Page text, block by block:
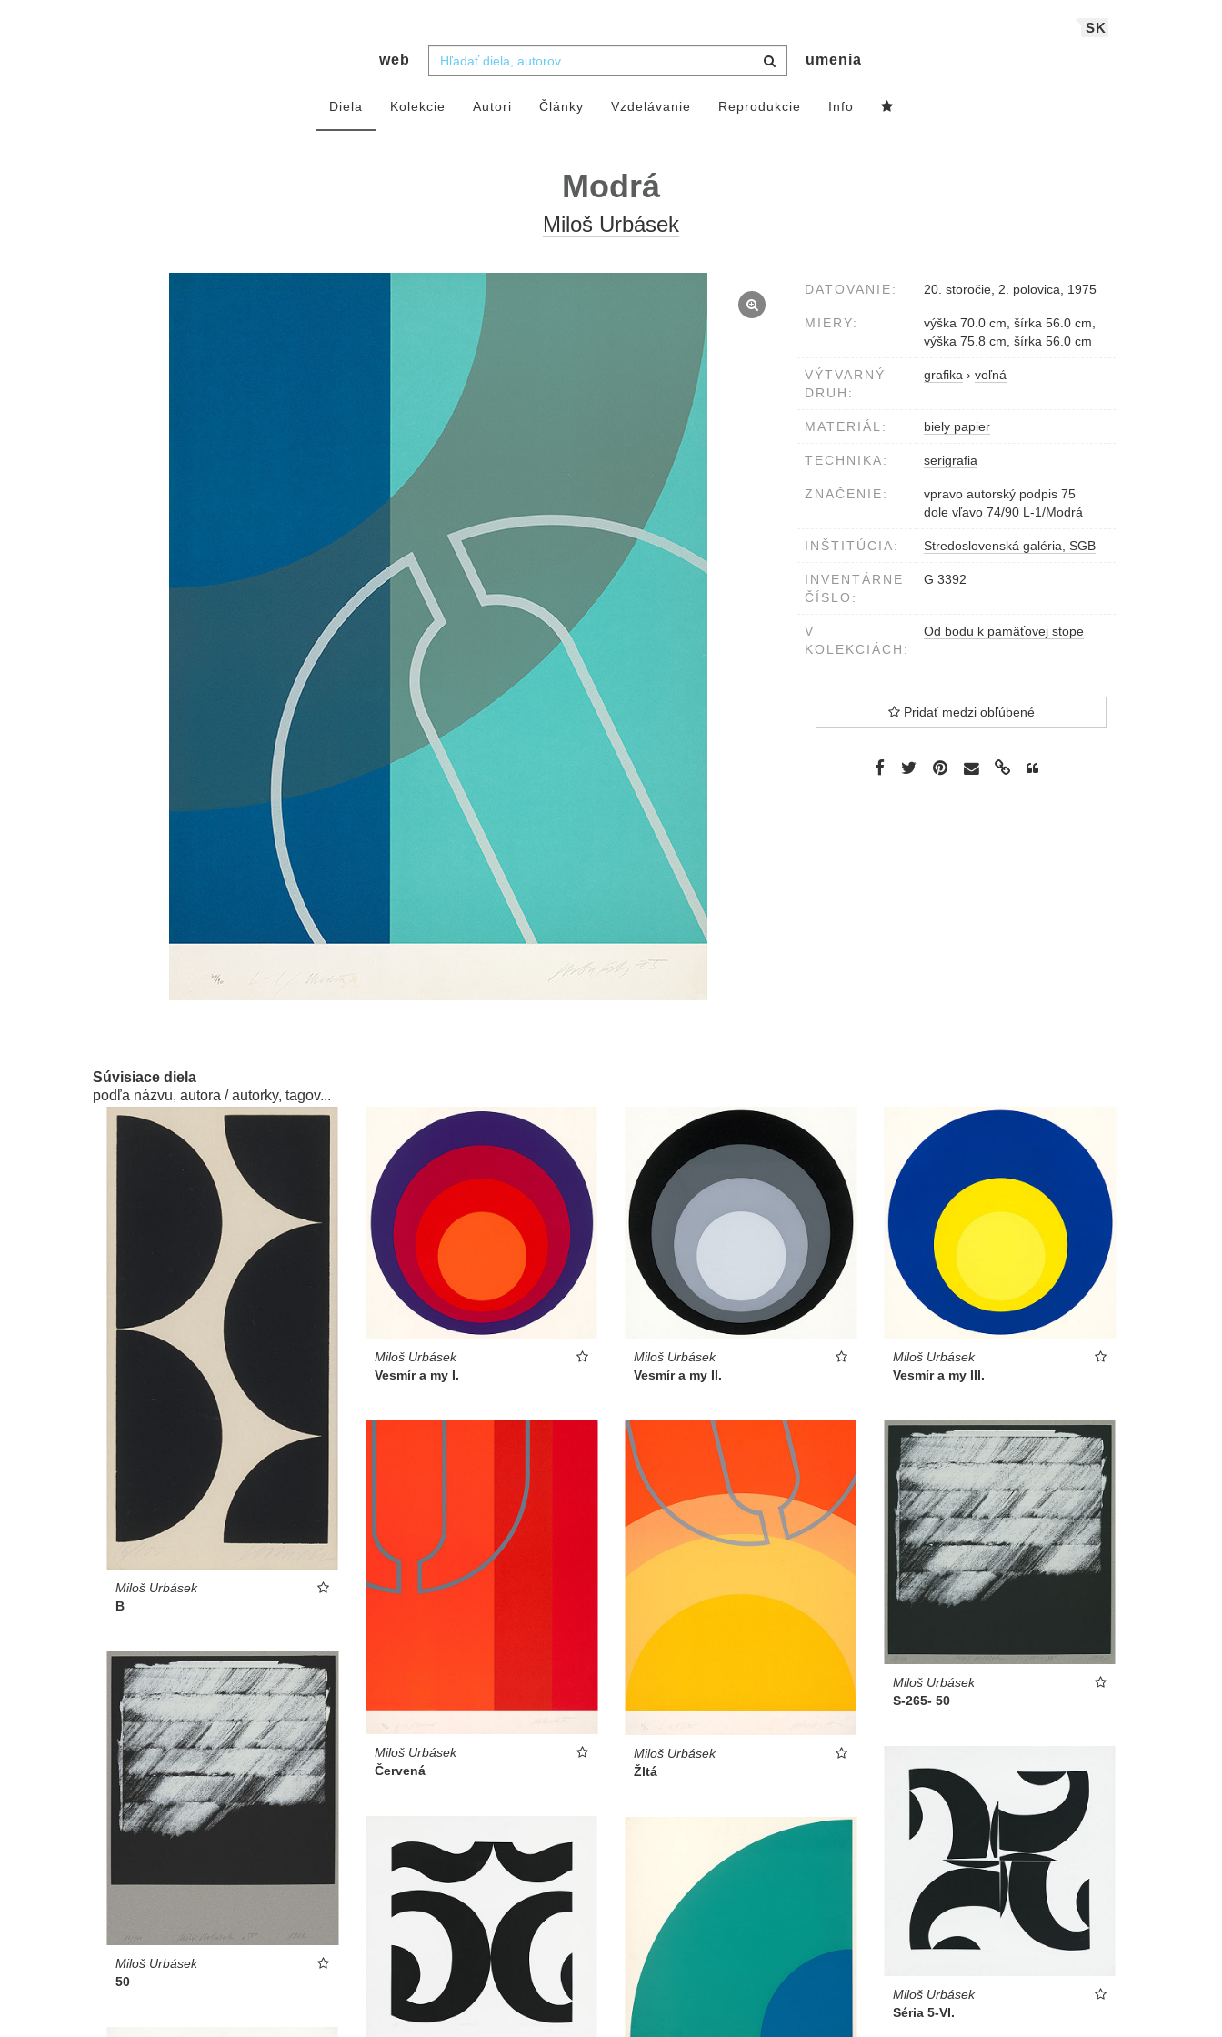
SK
web umenia
Diela Kolekcie Autori Články Vzdelávanie Reprodukcie Info
Modrá
Miloš Urbásek
DATOVANIE: 20. storočie, 2. polovica, 1975
MIERY:
výška 70.0 cm, šírka 56.0 cm,
výška 75.8 cm, šírka 56.0 cm
VÝTVARNÝ
DRUH:
grafika › voľná
MATERIÁL: biely papier
TECHNIKA: serigrafia
ZNAČENIE:
vpravo autorský podpis 75
dole vľavo 74/90 L-1/Modrá
INŠTITÚCIA: Stredoslovenská galéria, SGB
INVENTÁRNE
ČÍSLO:
G 3392
V
KOLEKCIÁCH:
Od bodu k pamäťovej stope
Pridať medzi obľúbené
Súvisiace diela
podľa názvu, autora / autorky, tagov...
Miloš Urbásek
B
Miloš Urbásek
Vesmír a my I.
Miloš Urbásek
Vesmír a my II.
Miloš Urbásek
Vesmír a my III.
Miloš Urbásek
Červená
Miloš Urbásek
Žltá
Miloš Urbásek
S-265- 50
Miloš Urbásek
50
Miloš Urbásek
Séria 5-VI.